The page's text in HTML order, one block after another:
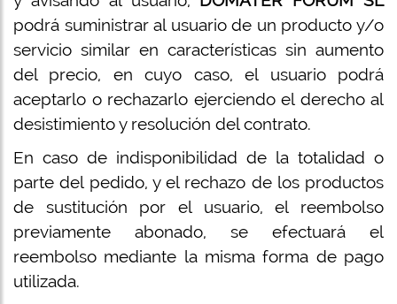
podrá suministrar al usuario de un producto y/o
servicio similar en características sin aumento
del precio, en cuyo caso, el usuario podrá
aceptarlo o rechazarlo ejerciendo el derecho al
desistimiento y resolución del contrato.
En caso de indisponibilidad de la totalidad o
parte del pedido, y el rechazo de los productos
de sustitución por el usuario, el reembolso
previamente abonado, se efectuará el
reembolso mediante la misma forma de pago
utilizada.